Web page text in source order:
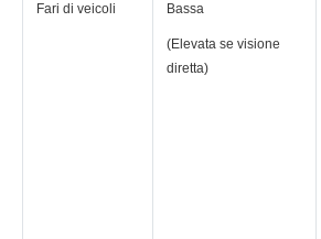
Fari di veicoli Bassa
(Elevata se visione
diretta)